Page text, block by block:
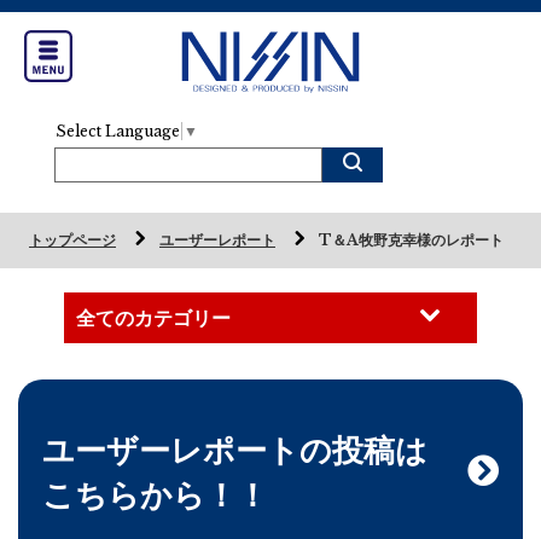
Select Language ▼
トップページ ユーザーレポート T＆A牧野克幸様のレポート
ユーザーレポートの投稿は
こちらから！！